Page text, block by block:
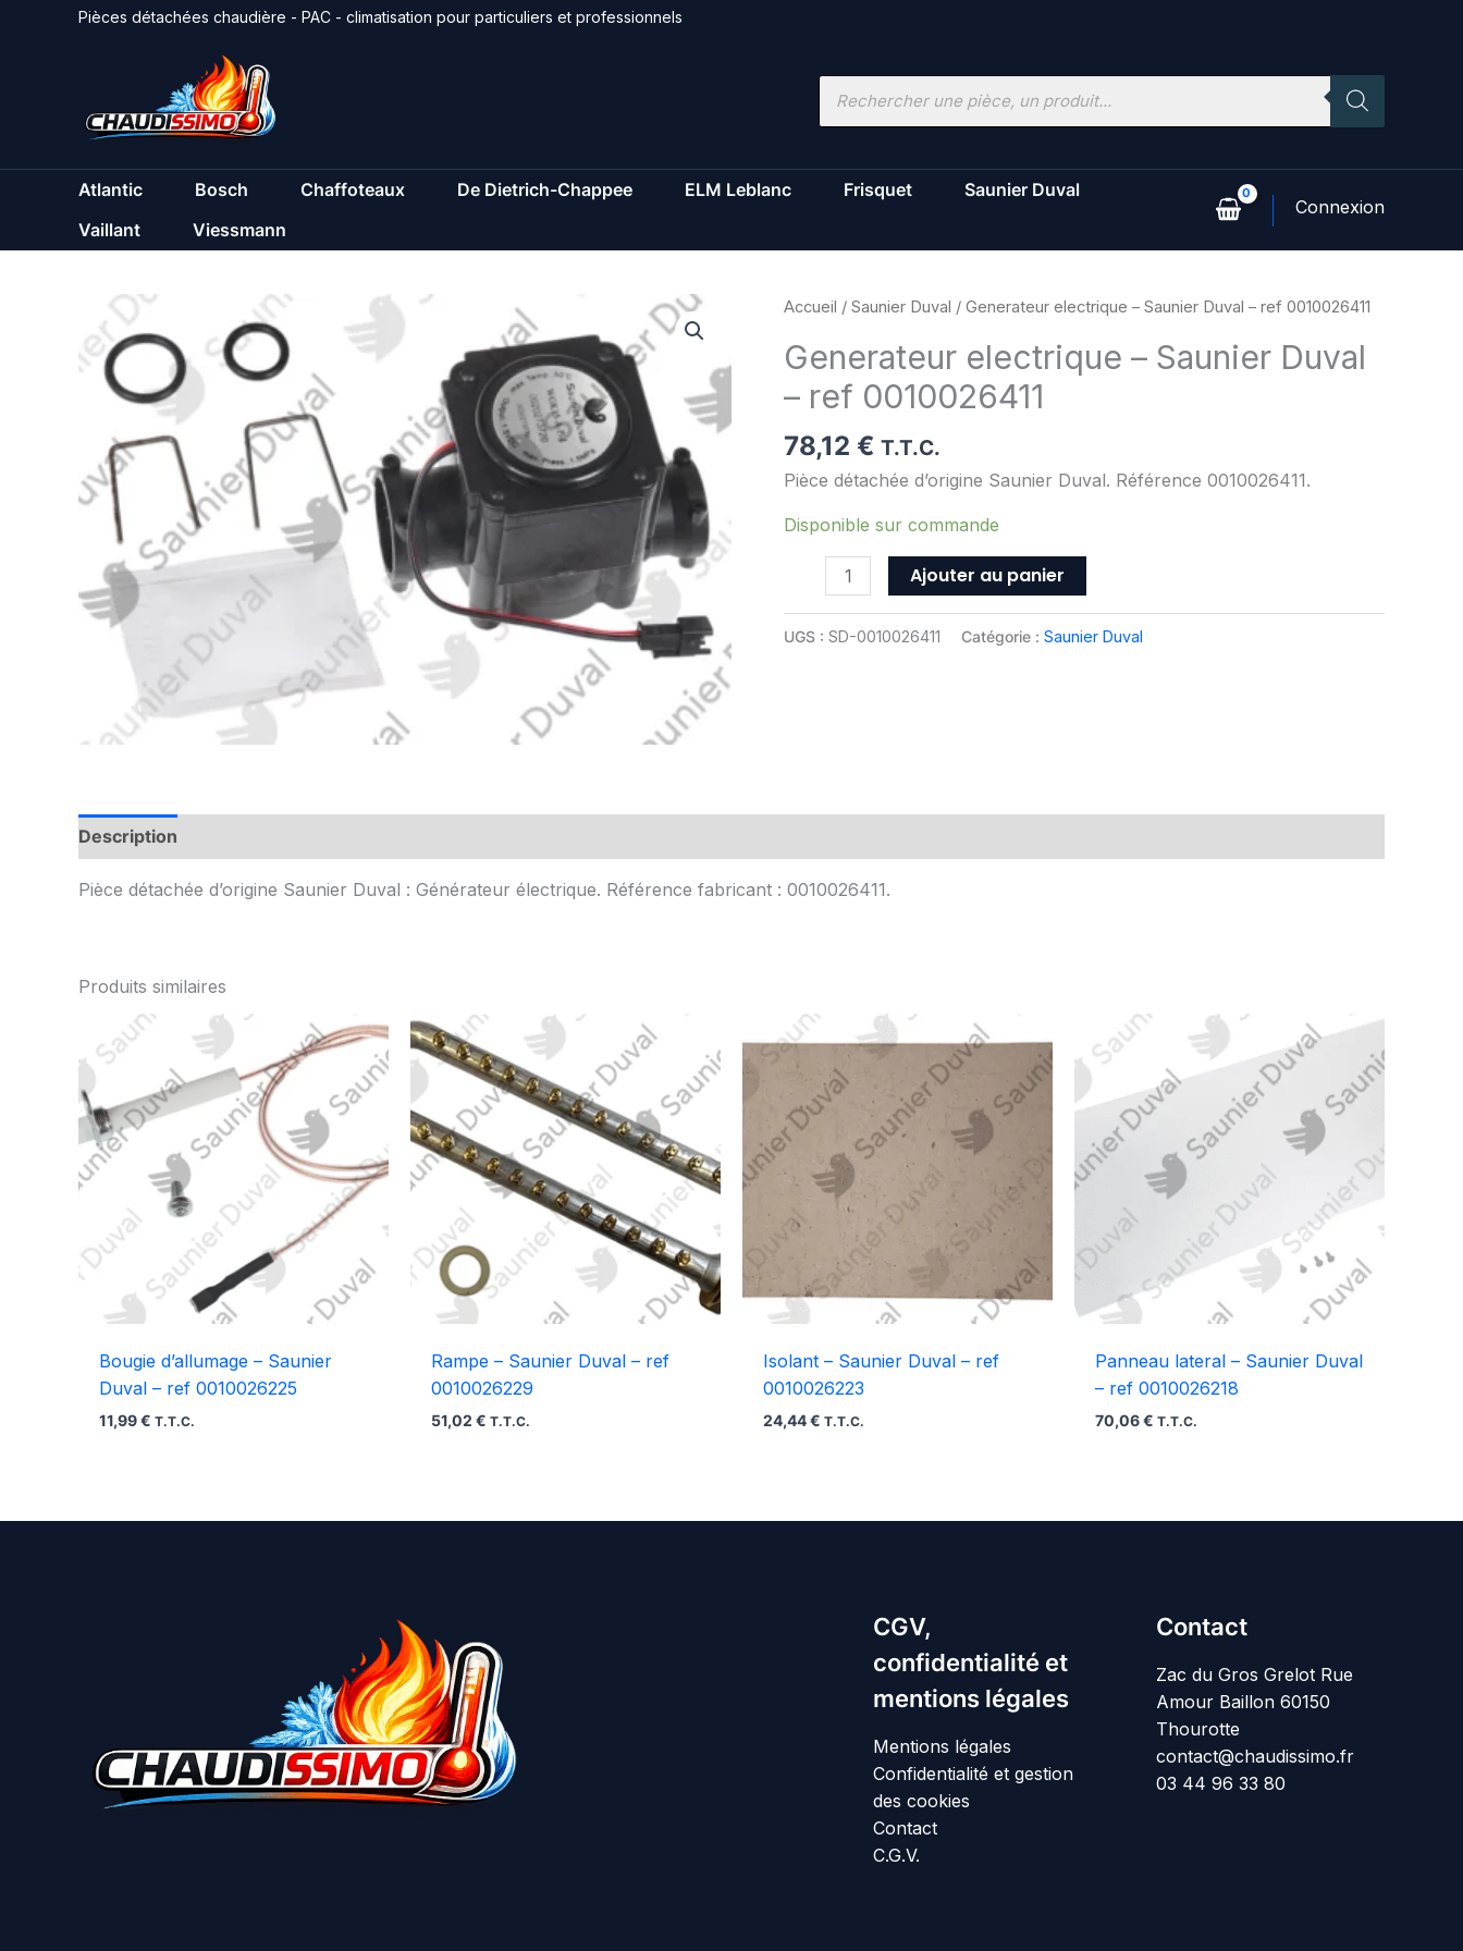
Pièces détachées chaudière - PAC - climatisation pour particuliers et professionnels
Recherche
Atlantic Bosch Chaffoteaux De Dietrich-Chappee ELM Leblanc Frisquet
Saunier Duval
Vaillant
Viessmann
Accueil / Saunier Duval / Generateur electrique – Saunier Duval – ref 0010026411
Generateur electrique – Saunier Duval
– ref 0010026411
78,12 € T.T.C.
Pièce détachée d’origine Saunier Duval. Référence 0010026411.
Disponible sur commande
quantité
Generateur
electrique
Saunier
Duval
ref
0010026411
Ajouter au panier
UGS : SD-0010026411 Catégorie : Saunier Duval
Description
Pièce détachée d’origine Saunier Duval : Générateur électrique. Référence fabricant : 0010026411.
Produits similaires
Bougie d’allumage – Saunier
Duval – ref 0010026225
11,99€ T.T.C.
Rampe – Saunier Duval – ref
0010026229
51,02€ T.T.C.
Isolant – Saunier Duval – ref
0010026223
24,44€ T.T.C.
Panneau lateral – Saunier Duval
– ref 0010026218
70,06€ T.T.C.
CGV,
confidentialité et
mentions légales
Mentions légales
Confidentialité et gestion
des cookies
Contact
C.G.V.
Contact
Zac du Gros Grelot Rue
Amour Baillon 60150
Thourotte
contact@chaudissimo.fr
03 44 96 33 80